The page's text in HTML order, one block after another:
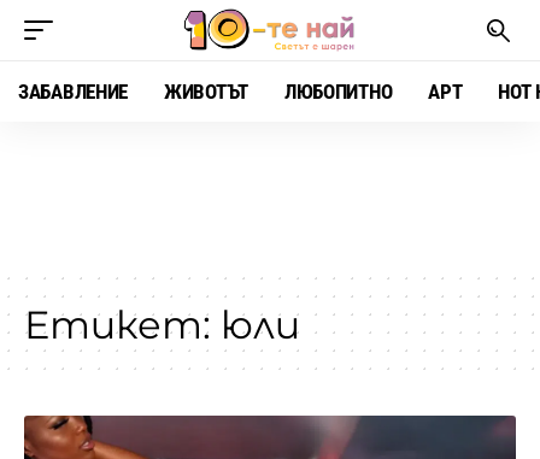
ЗАБАВЛЕНИЕ ЖИВОТЪТ ЛЮБОПИТНО АРТ HOT
Етикет: юли